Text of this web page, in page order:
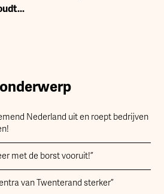
Nederland uit en roept bedrijven
met de borst vooruit!”
van Twenterand sterker”